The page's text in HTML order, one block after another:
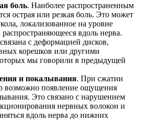
боль. Наиболее распространенным
острая или резкая боль. Это может
локализованное на уровне
вдоль нерва.
с деформацией дисков,
корешков или другими
мы говорили в предыдущей
и покалывания. При сжатии
возможно появление ощущения
Это связано с нарушением
нервных волокон и
вдоль нерва до нижних